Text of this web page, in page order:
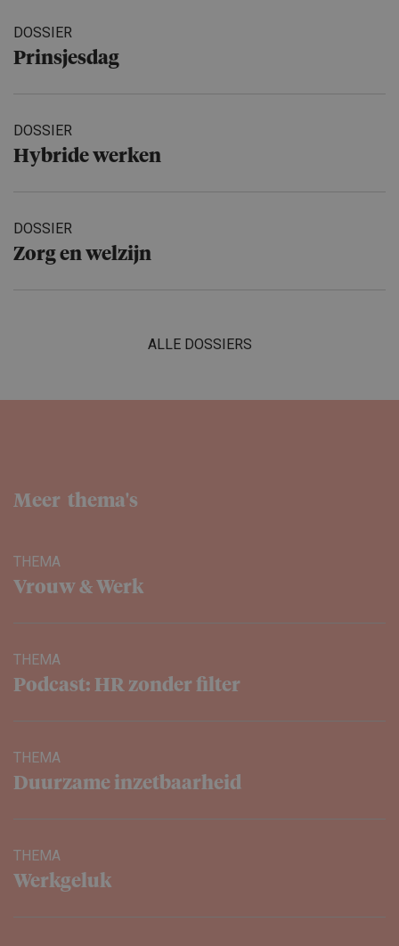
DOSSIER
Prinsjesdag
DOSSIER
Hybride werken
DOSSIER
Zorg en welzijn
ALLE DOSSIERS
Meer thema's
THEMA
Vrouw & Werk
THEMA
Podcast: HR zonder filter
THEMA
Duurzame inzetbaar­heid
THEMA
Werkgeluk